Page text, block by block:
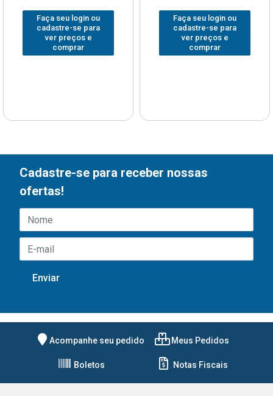
Faça seu login ou
cadastre-se para
ver preços e
comprar
Faça seu login ou
cadastre-se para
ver preços e
comprar
Cadastre-se para receber nossas
ofertas!
Acompanhe seu pedido Meus Pedidos
Boletos Notas Fiscais